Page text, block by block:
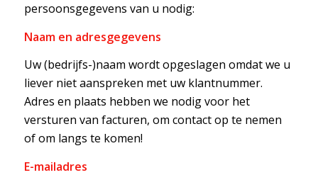
persoonsgegevens van u nodig:
Naam en adresgegevens
Uw (bedrijfs-)naam wordt opgeslagen omdat we u
liever niet aanspreken met uw klantnummer.
Adres en plaats hebben we nodig voor het
versturen van facturen, om contact op te nemen
of om langs te komen!
E-mailadres